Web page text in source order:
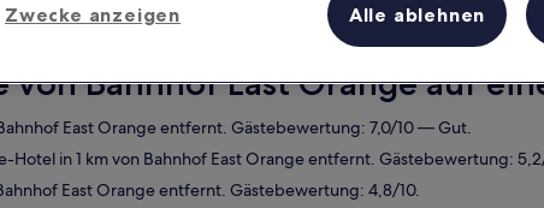
Morgen
Dieses
7. Aug. - 9.
von Bahnhof East Orange auf
East Orange entfernt. Gästebewertung: 7,0/10 — Gut.
in 1 km von Bahnhof East Orange entfernt. Gästebewertung:
East Orange entfernt. Gästebewertung: 4,8/10.
Zwecke anzeigen Alle ablehnen